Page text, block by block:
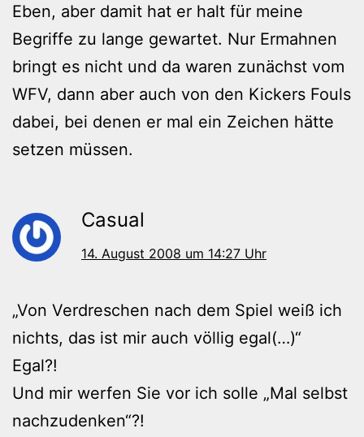
Eben, aber damit hat er halt für meine
Begriffe zu lange gewartet. Nur Ermahnen
bringt es nicht und da waren zunächst vom
WFV, dann aber auch von den Kickers Fouls
dabei, bei denen er mal ein Zeichen hätte
setzen müssen.
Casual
14. August 2008 um 14:27 Uhr
„Von Verdreschen nach dem Spiel weiß ich
nichts, das ist mir auch völlig egal(…)“
Egal?!
Und mir werfen Sie vor ich solle „Mal selbst
nachzudenken“?!